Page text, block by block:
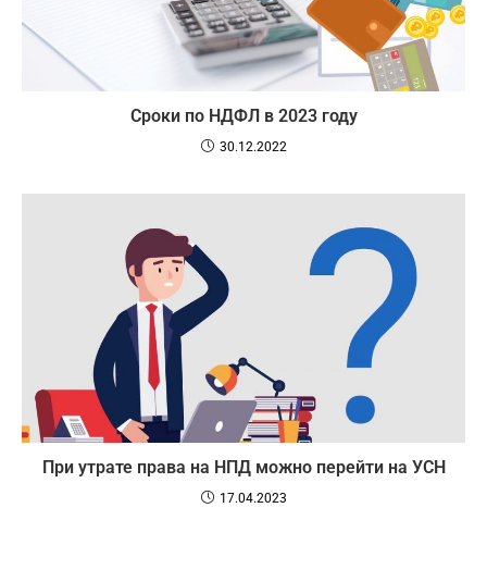
Сроки по НДФЛ в 2023 году
30.12.2022
При утрате права на НПД можно перейти на УСН
17.04.2023